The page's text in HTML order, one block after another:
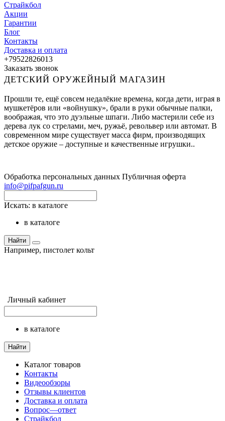
Страйкбол
Акции
Гарантии
Блог
Контакты
Доставка и оплата
+79522826013
Заказать звонок
ДЕТСКИЙ ОРУЖЕЙНЫЙ МАГАЗИН
Прошли те, ещё совсем недалёкие времена, когда дети, играя в
мушкетёров или «войнушку», брали в руки обычные палки,
воображая, что это дуэльные шпаги. Либо мастерили себе из
дерева лук со стрелами, меч, ружьё, револьвер или автомат. В
современном мире существует масса фирм, производящих
детское оружие – доступные и качественные игрушки..
Обработка персональных данных Публичная оферта
info@pifpafgun.ru
Искать: в каталоге
в каталоге
Найти
Например, пистолет кольт
Личный кабинет
в каталоге
Найти
Каталог товаров
Контакты
Видеообзоры
Отзывы клиентов
Доставка и оплата
Вопрос—ответ
Страйкбол